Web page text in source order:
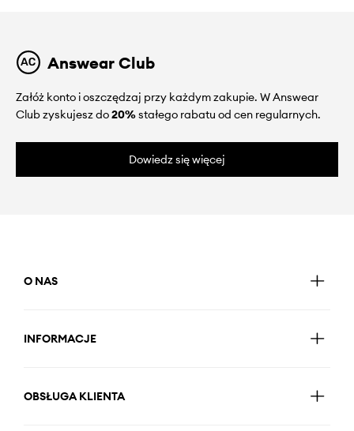
Answear Club
Załóż konto i oszczędzaj przy każdym zakupie. W Answear
Club zyskujesz do20%stałego rabatu od cen regularnych.
Dowiedz się więcej
O NAS
INFORMACJE
OBSŁUGA KLIENTA